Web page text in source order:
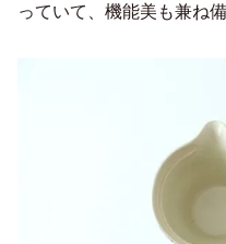
っていて、機能美も兼ね